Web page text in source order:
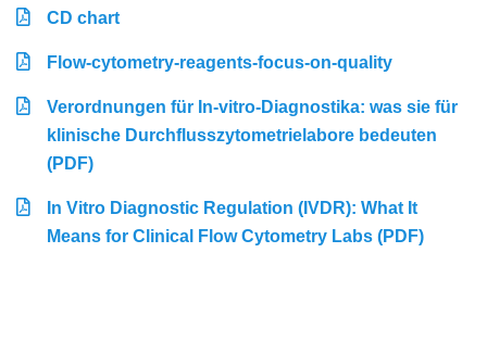
CD chart
Flow-cytometry-reagents-focus-on-quality
Verordnungen für In-vitro-Diagnostika: was sie für
klinische Durchflusszytometrielabore bedeuten
(PDF)
In Vitro Diagnostic Regulation (IVDR): What It
Means for Clinical Flow Cytometry Labs (PDF)